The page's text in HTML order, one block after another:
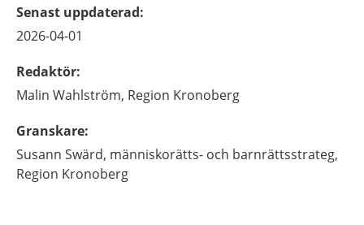
Senast uppdaterad:
2026-04-01
Redaktör:
Malin Wahlström, Region Kronoberg
Granskare:
Susann Swärd, människorätts- och barnrättsstrateg,
Region Kronoberg